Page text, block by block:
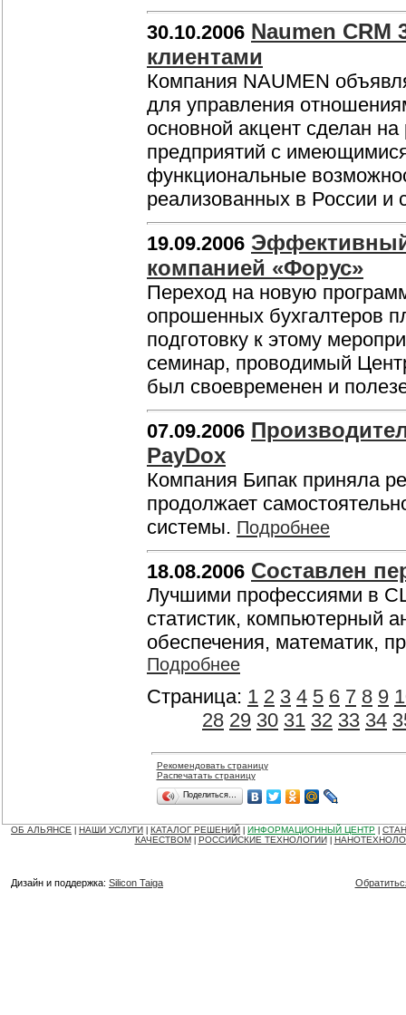
30.10.2006 Naumen
клиентами
Компания NAUMEN
для управления
основной акцент сделан
предприятий с
функциональные
реализованных в России и
19.09.2006 Эффективный
компанией «Форус»
Переход на новую
опрошенных бухгалтеров
подготовку к этому
семинар, проводимый
был своевременен и
07.09.2006
PayDox
Компания Бипак приняла
продолжает
системы. Подробнее
18.08.2006 Составлен
Лучшими профессиями в
статистик, компьютерный
обеспечения, математик,
Подробнее
Страница: 1 2 3 4 5 6 7 8 9
28 29 30 31 32 33 34
Рекомендовать страницу
Распечатать страницу
Поделиться…
ОБ АЛЬЯНСЕ НАШИ УСЛУГИ КАТАЛОГ РЕШЕНИЙ ИНФОРМАЦИОННЫЙ ЦЕНТР
КАЧЕСТВОМ
РОССИЙСКИЕ ТЕХНОЛОГИИ
Дизайн и поддержка: Silicon Taiga